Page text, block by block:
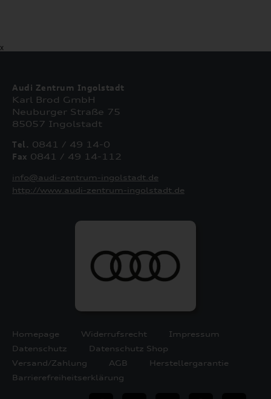
X
Audi Zentrum Ingolstadt
Karl Brod GmbH
Neuburger Straße 75
85057 Ingolstadt
Tel. 0841 / 49 14-0
Fax 0841 / 49 14-112
info@audi-zentrum-ingolstadt.de
http://www.audi-zentrum-ingolstadt.de
Homepage Widerrufsrecht
Impressum
Datenschutz
Datenschutz Shop
Versand/Zahlung
AGB
Herstellergarantie
Barrierefreiheitserklärung